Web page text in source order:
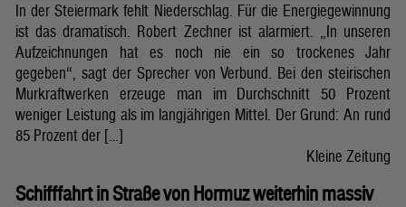
In der Steiermark fehlt Niederschlag. Für die Energiegewinnung
ist das dramatisch. Robert Zechner ist alarmiert. „In unseren
Aufzeichnungen hat es noch nie ein so trockenes Jahr
gegeben“, sagt der Sprecher von Verbund. Bei den steirischen
Murkraftwerken erzeuge man im Durchschnitt 50 Prozent
weniger Leistung als im langjährigen Mittel. Der Grund: An rund
85 Prozent der […]
Kleine Zeitung
Schifffahrt in Straße von Hormuz weiterhin massiv